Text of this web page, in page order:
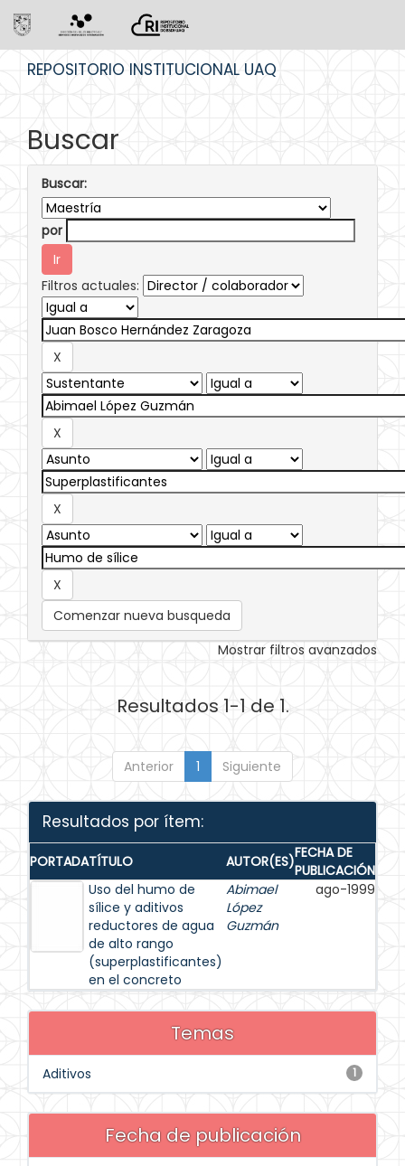
REPOSITORIO INSTITUCIONAL UAQ
Buscar
Buscar:
por
Filtros actuales:
Comenzar nueva busqueda
Mostrar filtros avanzados
Resultados 1-1 de 1.
Anterior 1 Siguiente
Resultados por ítem:
PORTADATÍTULO AUTOR(ES)FECHA DE
PUBLICACIÓN
Uso del humo de
sílice y aditivos
reductores de agua
de alto rango
(superplastificantes)
en el concreto
Abimael
López
Guzmán
ago-1999
Temas
1
Aditivos
Fecha de publicación